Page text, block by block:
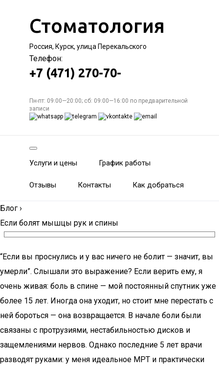
Стоматология
Россия, Курск, улица Перекальского
Телефон:
+7 (471) 270-70-
Пн-пт: 09:00—20:00; сб: 09:00—16:00 по предварительной
записи
Услуги и цены График работы
Отзывы Контакты Как добраться
Блог ›
Если болят мышцы рук и спины
“Если вы проснулись и у вас ничего не болит — значит, вы
умерли”. Слышали это выражение? Если верить ему, я
очень живая: боль в спине — мой постоянный спутник уже
более 15 лет. Иногда она уходит, но стоит мне перестать с
ней бороться — она возвращается. В начале боли были
связаны с протрузиями, нестабильностью дисков и
защемлениями нервов. Однако последние 5 лет врачи
разводят руками: у меня идеальное МРТ и практически